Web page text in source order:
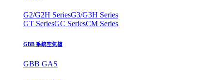
G2/G2H SeriesG3/G3H Series
GT SeriesGC SeriesCM Series
GBB 系統空氣槍
GBB GAS